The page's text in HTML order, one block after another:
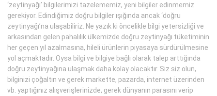
‘zeytinyağı’ bilgilerimizi tazelememiz, yeni bilgiler edinmemiz
gerekiyor. Edindiğimiz doğru bilgiler ışığında ancak ‘doğru
zeytinyağı’na ulaşabiliriz. Ne yazık ki öncelikle bilgi yetersizliği ve
arkasından gelen pahalılık ülkemizde doğru zeytinyağı tüketiminin
her geçen yıl azalmasına, hileli ürünlerin piyasaya sürdürülmesine
yol açmaktadır. Oysa bilgi ve bilgiye bağlı olarak talep arttığında
doğru zeytinyağına ulaşmak daha kolay olacaktır. Siz siz olun,
bilginizi çoğaltın ve gerek markette, pazarda, internet üzerinden
vb. yaptığınız alışverişlerinizde, gerek dünyanın parasını verip